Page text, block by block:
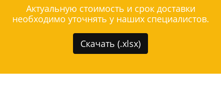
Актуальную стоимость и срок доставки
необходимо уточнять у наших специалистов.
Скачать (.xlsx)